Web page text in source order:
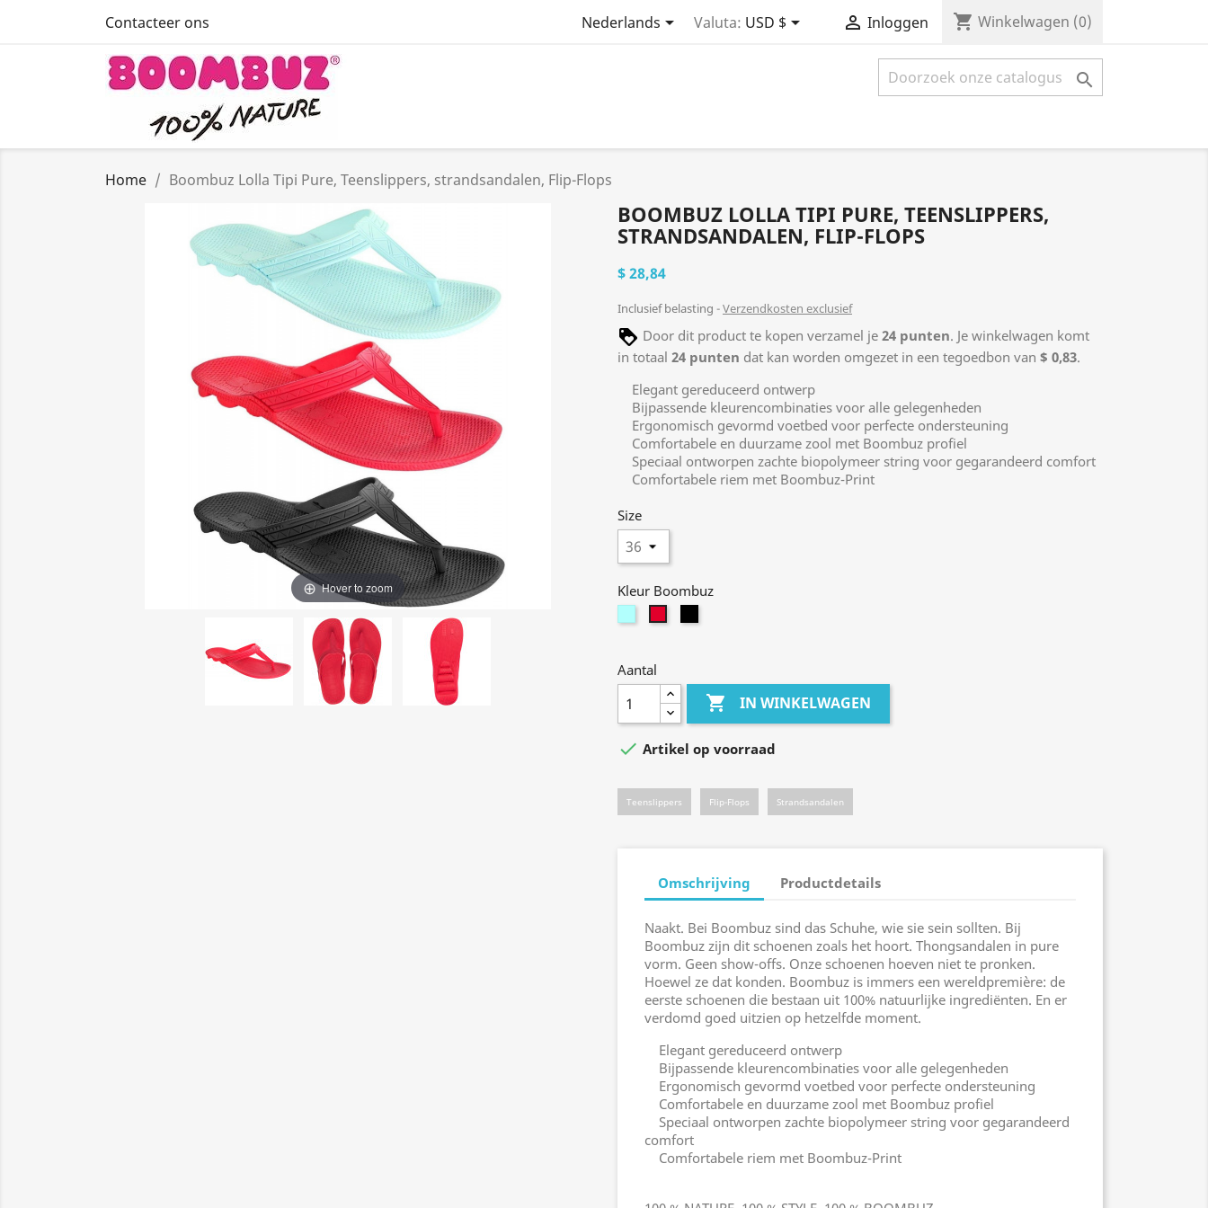
Contacteer ons Nederlands Valuta: USD $  Inloggen shopping_cart Winkelwagen (0)

Home Boombuz Lolla Tipi Pure, Teenslippers, strandsandalen, Flip-Flops
Hover to zoom
BOOMBUZ LOLLA TIPI PURE, TEENSLIPPERS,
STRANDSANDALEN, FLIP-FLOPS
$ 28,84
Inclusief belasting Verzendkosten exclusief
Door dit product te kopen verzamel je 24 punten. Je winkelwagen komt
in totaal 24 punten dat kan worden omgezet in een tegoedbon van $ 0,83.
Elegant gereduceerd ontwerp
Bijpassende kleurencombinaties voor alle gelegenheden
Ergonomisch gevormd voetbed voor perfecte ondersteuning
Comfortabele en duurzame zool met Boombuz profiel
Speciaal ontworpen zachte biopolymeer string voor gegarandeerd comfort
Comfortabele riem met Boombuz-Print
Size
Kleur Boombuz
Aantal
 IN WINKELWAGEN
 Artikel op voorraad
Teenslippers Flip-Flops Strandsandalen
Omschrijving Productdetails
Naakt. Bei Boombuz sind das Schuhe, wie sie sein sollten. Bij
Boombuz zijn dit schoenen zoals het hoort. Thongsandalen in pure
vorm. Geen show-offs. Onze schoenen hoeven niet te pronken.
Hoewel ze dat konden. Boombuz is immers een wereldpremière: de
eerste schoenen die bestaan uit 100% natuurlijke ingrediënten. En er
verdomd goed uitzien op hetzelfde moment.
Elegant gereduceerd ontwerp
Bijpassende kleurencombinaties voor alle gelegenheden
Ergonomisch gevormd voetbed voor perfecte ondersteuning
Comfortabele en duurzame zool met Boombuz profiel
Speciaal ontworpen zachte biopolymeer string voor gegarandeerd
comfort
Comfortabele riem met Boombuz-Print